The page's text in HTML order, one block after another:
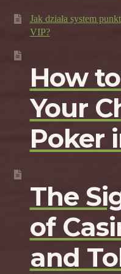
Jak działa system
VIP?
How
Your
Poker
The
of
and